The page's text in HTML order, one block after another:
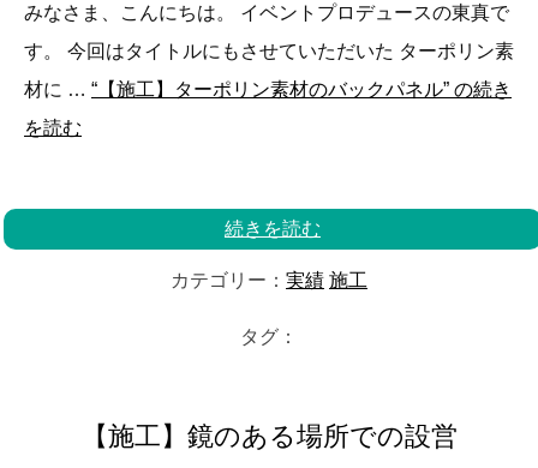
みなさま、こんにちは。 イベントプロデュースの東真で
す。 今回はタイトルにもさせていただいた ターポリン素
材に … “【施工】ターポリン素材のバックパネル” の続き
を読む
続きを読む
カテゴリー： 実績 施工
タグ：
【施工】鏡のある場所での設営